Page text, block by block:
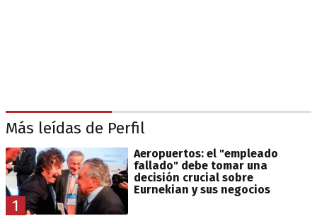
Más leídas de Perfil
1
Aeropuertos: el "empleado
fallado" debe tomar una
decisión crucial sobre
Eurnekian y sus negocios